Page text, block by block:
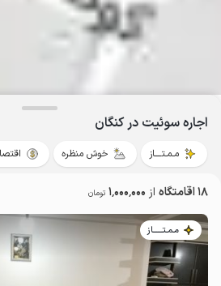
اجاره سوئیت در کنگان
مـمـتــــاز خوش منظره
18 اقامتگاه از 1٬000٬000 تومان
مـمـتــــــاز